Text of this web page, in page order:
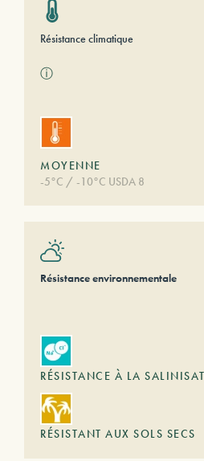
Résistance climatique
ⓘ
MOYENNE
-5°C / -10°C USDA 8
Résistance environnementale
RÉSISTANCE À LA
RÉSISTANT AUX SOLS SECS